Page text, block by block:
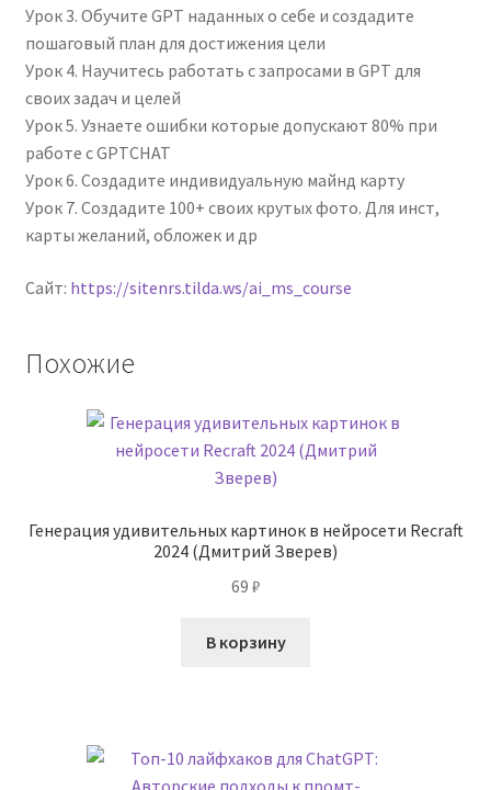
Урок 3. Обучите GPT наданных о себе и создадите
пошаговый план для достижения цели
Урок 4. Научитесь работать с запросами в GPT для
своих задач и целей
Урок 5. Узнаете ошибки которые допускают 80% при
работе с GPTCHAT
Урок 6. Создадите индивидуальную майнд карту
Урок 7. Создадите 100+ своих крутых фото. Для инст,
карты желаний, обложек и др
Сайт: https://sitenrs.tilda.ws/ai_ms_course
Похожие
Генерация удивительных картинок в нейросети Recraft
2024 (Дмитрий Зверев)
69 ₽
В корзину